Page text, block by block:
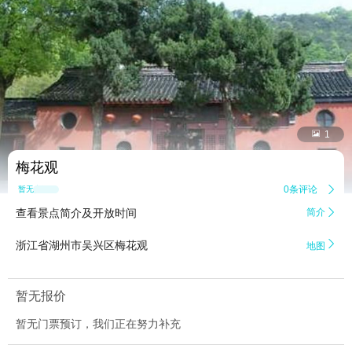
 1
梅花观
暂无点评 0条评论 
查看景点简介及开放时间 简介 
浙江省湖州市吴兴区梅花观 地图 
暂无报价
暂无门票预订，我们正在努力补充
